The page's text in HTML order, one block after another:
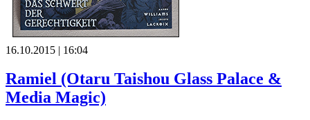
16.10.2015 | 16:04
Ramiel (Otaru Taishou Glass Palace &
Media Magic)